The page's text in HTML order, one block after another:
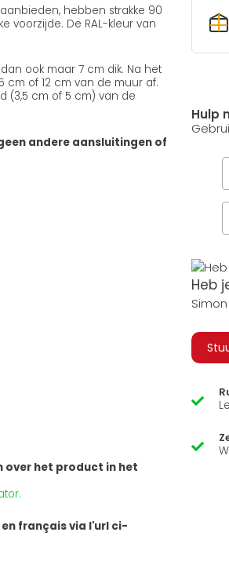
hebben strakke 90
voorzijde. De RAL-kleur van
ook maar 7 cm dik. Na het
cm of 12 cm van de muur af.
(3,5 cm of 5 cm) van de
andere aansluitingen of
over het product in het
français via l'url ci-
Hulp
Heb